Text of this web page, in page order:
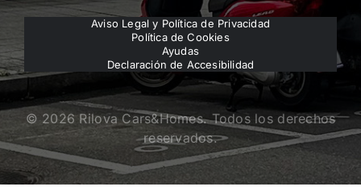
Aviso Legal y Política de Privacidad
Política de Cookies
Ayudas
Declaración de Accesibilidad
© 2026 Rilova Cars&Homes. Todos los derechos
reservados.